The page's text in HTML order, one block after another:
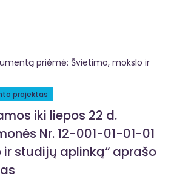
priėmė: Švietimo, mokslo ir
projektas
iki liepos 22 d.
Nr. 12-001-01-01-01
ir studijų aplinką“ aprašo